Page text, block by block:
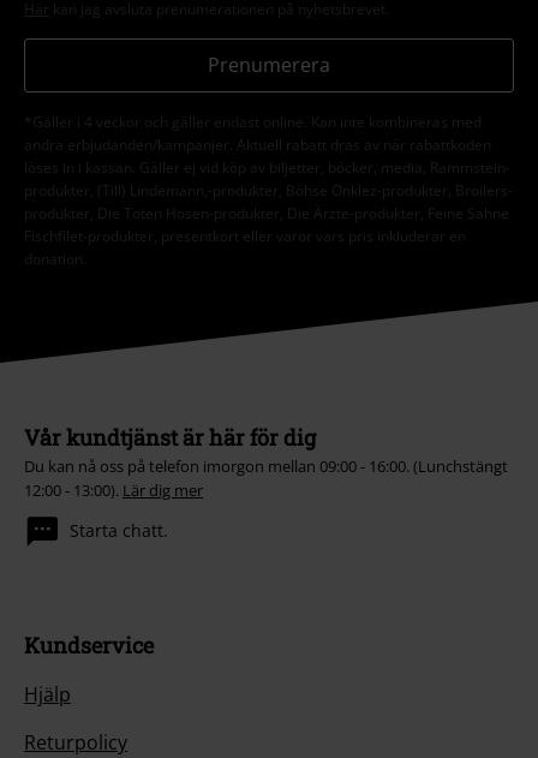
Här kan jag avsluta prenumerationen på nyhetsbrevet.
Prenumerera
*Gäller i 4 veckor och gäller endast online. Kan inte kombineras med
andra erbjudanden/kampanjer. Aktuell rabatt dras av när rabattkoden
löses in i kassan. Gäller ej vid köp av biljetter, böcker, media, Rammstein-
produkter, (Till) Lindemann,-produkter, Böhse Onklez-produkter, Broilers-
produkter, Die Toten Hosen-produkter, Die Ärzte-produkter, Feine Sahne
Fischfilet-produkter, presentkort eller varor vars pris inkluderar en
donation.
Vår kundtjänst är här för dig
Du kan nå oss på telefon imorgon mellan 09:00 - 16:00. (Lunchstängt
12:00 - 13:00). Lär dig mer
Starta chatt.
Kundservice
Hjälp
Returpolicy